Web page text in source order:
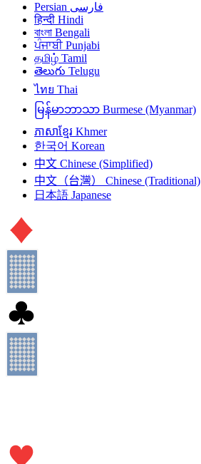
فارسی Persian
हिन्दी Hindi
বাংলা Bengali
ਪੰਜਾਬੀ Punjabi
தமிழ் Tamil
తెలుగు Telugu
ไทย Thai
မြန်မာဘာသာ Burmese (Myanmar)
ភាសាខ្មែរ Khmer
한국어 Korean
中文 Chinese (Simplified)
中文（台灣）
Chinese (Traditional)
日本語 Japanese